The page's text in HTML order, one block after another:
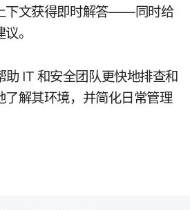
下​文​获得​即时​解答​——同时​给​
。
助 IT 和​安全​团队​更​快​地​排查​和​
了解​其​环境，​并​简化​日常​管理​